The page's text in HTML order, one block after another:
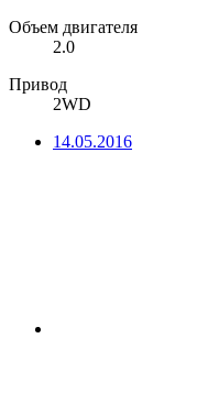
Объем двигателя
2.0
Привод
2WD
14.05.2016